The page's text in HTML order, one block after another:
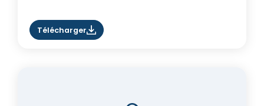
Télécharger